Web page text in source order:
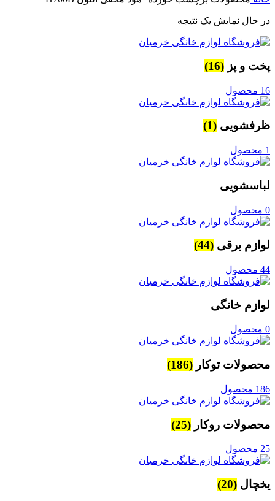
در حال نمایش یک نتیجه
پخت و پز (16)
16 محصول
ظرفشویی (1)
1 محصول
لباسشویی
0 محصول
لوازم برقی (44)
44 محصول
لوازم خانگی
0 محصول
محصولات توکار (186)
186 محصول
محصولات روکار (25)
25 محصول
یخچال (20)